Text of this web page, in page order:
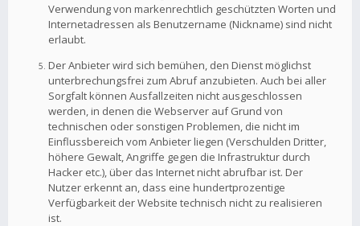
Verwendung von markenrechtlich geschützten Worten und
Internetadressen als Benutzername (Nickname) sind nicht
erlaubt.
Der Anbieter wird sich bemühen, den Dienst möglichst
unterbrechungsfrei zum Abruf anzubieten. Auch bei aller
Sorgfalt können Ausfallzeiten nicht ausgeschlossen
werden, in denen die Webserver auf Grund von
technischen oder sonstigen Problemen, die nicht im
Einflussbereich vom Anbieter liegen (Verschulden Dritter,
höhere Gewalt, Angriffe gegen die Infrastruktur durch
Hacker etc.), über das Internet nicht abrufbar ist. Der
Nutzer erkennt an, dass eine hundertprozentige
Verfügbarkeit der Website technisch nicht zu realisieren
ist.